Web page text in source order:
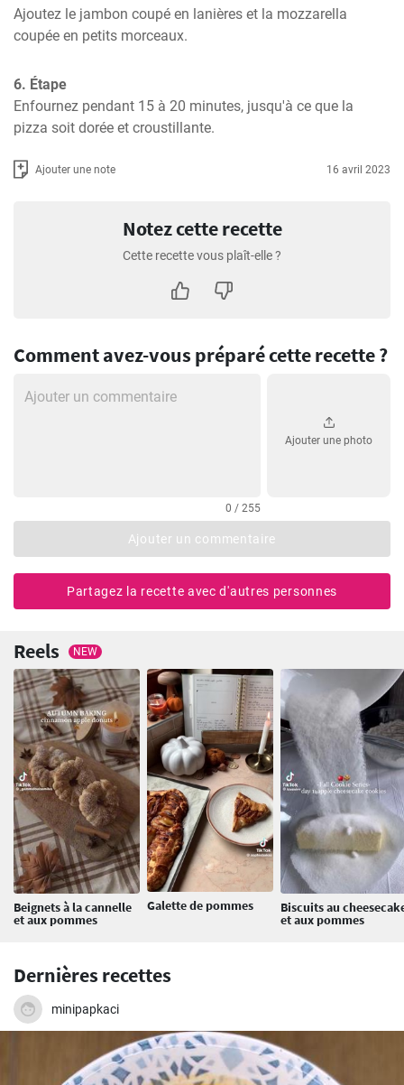
Ajoutez le jambon coupé en lanières et la mozzarella
coupée en petits morceaux.
6. Étape
Enfournez pendant 15 à 20 minutes, jusqu'à ce que la
pizza soit dorée et croustillante.
Ajouter une note 16 avril 2023
Notez cette recette
Cette recette vous plaît-elle ?
Comment avez-vous préparé cette recette ?
0 / 255
Ajouter une photo
Ajouter un commentaire
Partagez la recette avec d'autres personnes
Reels NEW
Beignets à la cannelle
et aux pommes
Galette de pommes Biscuits au
et aux pommes
Dernières recettes
minipapkaci